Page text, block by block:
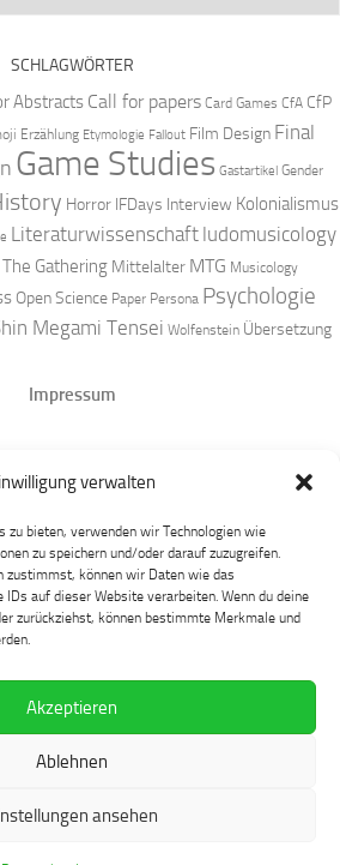
verwalten
zu bieten, verwenden wir Technologien wie
zu speichern und/oder darauf zuzugreifen.
zustimmst, können wir Daten wie das
auf dieser Website verarbeiten. Wenn du deine
zurückziehst, können bestimmte Merkmale und
Akzeptieren
Ablehnen
ansehen
SCHLAGWÖRTER
Abstracts Call for papers Card Games CfA CfP
Erzählung Etymologie Fallout Film Design Final
Game Studies Gastartikel Gender
Horror IFDays Interview Kolonialismus
Literaturwissenschaft ludomusicology
Gathering Mittelalter MTG Musicology
Open Science Paper Persona Psychologie
Megami Tensei Wolfenstein Übersetzung
Impressum
Mastodon